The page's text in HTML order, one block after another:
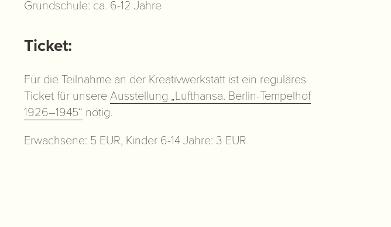
Grundschule: ca. 6-12 Jahre
Ticket:
Für die Teilnahme an der Kreativwerkstatt ist ein reguläres
Ticket für unsereAusstellung „Lufthansa. Berlin-Tempelhof
1926–1945“ nötig.
Erwachsene: 5 EUR, Kinder 6-14 Jahre: 3 EUR